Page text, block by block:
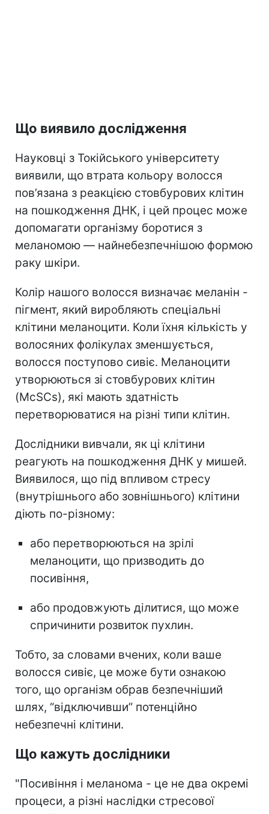
Що виявило дослідження
Науковці з Токійського університету
виявили, що втрата кольору волосся
пов’язана з реакцією стовбурових клітин
на пошкодження ДНК, і цей процес може
допомагати організму боротися з
меланомою — найнебезпечнішою формою
раку шкіри.
Колір нашого волосся визначає меланін -
пігмент, який виробляють спеціальні
клітини меланоцити. Коли їхня кількість у
волосяних фолікулах зменшується,
волосся поступово сивіє. Меланоцити
утворюються зі стовбурових клітин
(McSCs), які мають здатність
перетворюватися на різні типи клітин.
Дослідники вивчали, як ці клітини
реагують на пошкодження ДНК у мишей.
Виявилося, що під впливом стресу
(внутрішнього або зовнішнього) клітини
діють по-різному:
або перетворюються на зрілі
меланоцити, що призводить до
посивіння,
або продовжують ділитися, що може
спричинити розвиток пухлин.
Тобто, за словами вчених, коли ваше
волосся сивіє, це може бути ознакою
того, що організм обрав безпечніший
шлях, “відключивши” потенційно
небезпечні клітини.
Що кажуть дослідники
"Посивіння і меланома - це не два окремі
процеси, а різні наслідки стресової